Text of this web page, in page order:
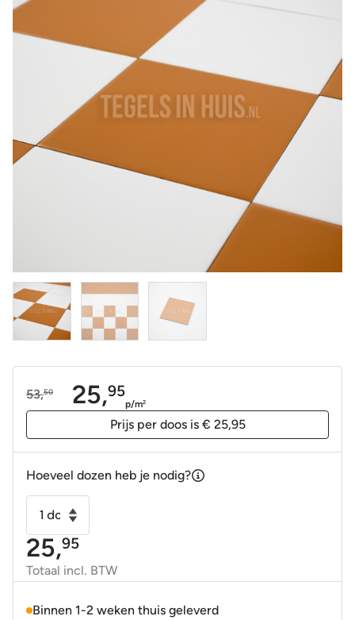
53,50
Oorspronkelijke
25,95
Huidige
p/m2
Prijs per doos is € 25,95
Hoeveel dozen heb je nodig?
Naranja
Oranje
mat
15x15
aantal
25,95
Totaal incl. BTW
Binnen 1-2 weken thuis geleverd